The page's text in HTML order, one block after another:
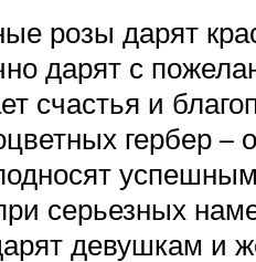
розы дарят
дарят с
счастья и
гербер
серьезных
девушкам и